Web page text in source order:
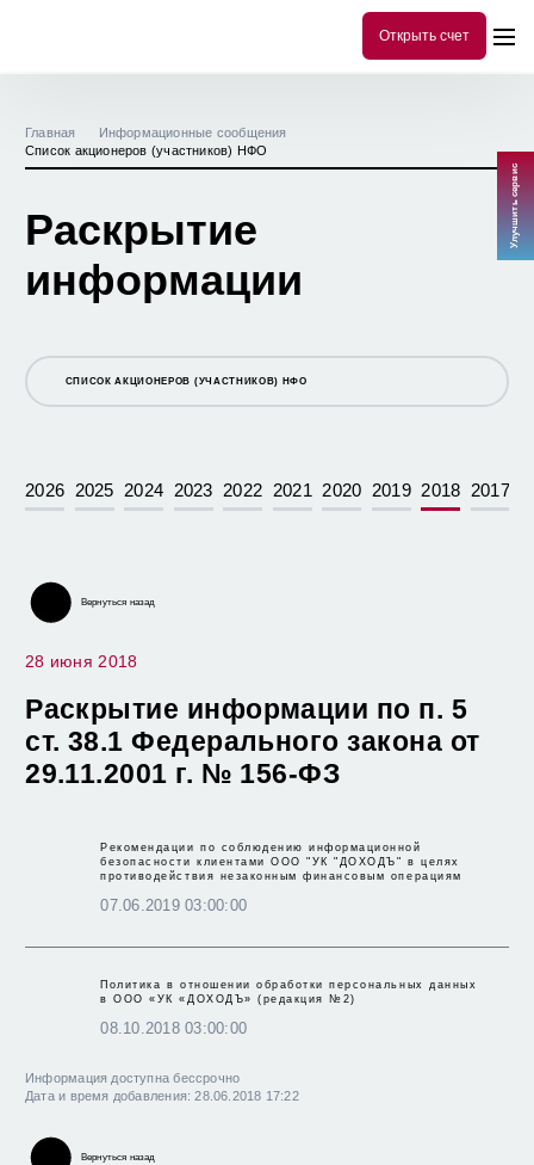
Открыть счет
Главная
Информационные сообщения
Список акционеров (участников) НФО
Раскрытие
информации
СПИСОК АКЦИОНЕРОВ (УЧАСТНИКОВ) НФО
ПЕРЕЧЕНЬ ИНСАЙДЕРСКОЙ ИНФОРМАЦИИ ООО "УК "ДОХОДЪ"
2026 2025 2024 2023 2022 2021 2020 2019 2018 2017
Вернуться назад
28 июня 2018
Раскрытие информации по п. 5
ст. 38.1 Федерального закона от
29.11.2001 г. № 156-ФЗ
Рекомендации по соблюдению информационной
безопасности клиентами ООО "УК "ДОХОДЪ" в целях
противодействия незаконным финансовым операциям
07.06.2019 03:00:00
Политика в отношении обработки персональных данных
в ООО «УК «ДОХОДЪ» (редакция №2)
08.10.2018 03:00:00
Информация доступна бессрочно
Дата и время добавления: 28.06.2018 17:22
Вернуться назад
Улучшить сервис